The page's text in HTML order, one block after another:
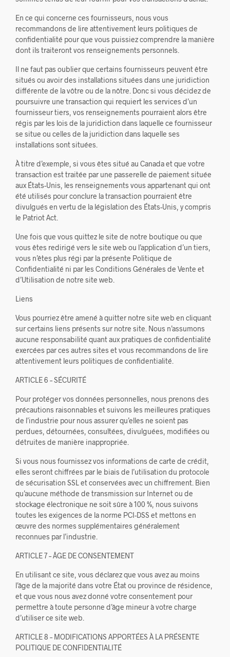
En ce qui concerne ces fournisseurs, nous vous
recommandons de lire attentivement leurs politiques de
confidentialité pour que vous puissiez comprendre la manière
dont ils traiteront vos renseignements personnels.
Il ne faut pas oublier que certains fournisseurs peuvent être
situés ou avoir des installations situées dans une juridiction
différente de la vôtre ou de la nôtre. Donc si vous décidez de
poursuivre une transaction qui requiert les services d’un
fournisseur tiers, vos renseignements pourraient alors être
régis par les lois de la juridiction dans laquelle ce fournisseur
se situe ou celles de la juridiction dans laquelle ses
installations sont situées.
À titre d’exemple, si vous êtes situé au Canada et que votre
transaction est traitée par une passerelle de paiement située
aux États-Unis, les renseignements vous appartenant qui ont
été utilisés pour conclure la transaction pourraient être
divulgués en vertu de la législation des États-Unis, y compris
le Patriot Act.
Une fois que vous quittez le site de notre boutique ou que
vous êtes redirigé vers le site web ou l’application d’un tiers,
vous n’êtes plus régi par la présente Politique de
Confidentialité ni par les Conditions Générales de Vente et
d’Utilisation de notre site web.
Liens
Vous pourriez être amené à quitter notre site web en cliquant
sur certains liens présents sur notre site. Nous n’assumons
aucune responsabilité quant aux pratiques de confidentialité
exercées par ces autres sites et vous recommandons de lire
attentivement leurs politiques de confidentialité.
ARTICLE 6 – SÉCURITÉ
Pour protéger vos données personnelles, nous prenons des
précautions raisonnables et suivons les meilleures pratiques
de l’industrie pour nous assurer qu’elles ne soient pas
perdues, détournées, consultées, divulguées, modifiées ou
détruites de manière inappropriée.
Si vous nous fournissez vos informations de carte de crédit,
elles seront chiffrées par le biais de l’utilisation du protocole
de sécurisation SSL et conservées avec un chiffrement. Bien
qu’aucune méthode de transmission sur Internet ou de
stockage électronique ne soit sûre à 100 %, nous suivons
toutes les exigences de la norme PCI-DSS et mettons en
œuvre des normes supplémentaires généralement
reconnues par l’industrie.
ARTICLE 7 – ÂGE DE CONSENTEMENT
En utilisant ce site, vous déclarez que vous avez au moins
l’âge de la majorité dans votre État ou province de résidence,
et que vous nous avez donné votre consentement pour
permettre à toute personne d’âge mineur à votre charge
d’utiliser ce site web.
ARTICLE 8 – MODIFICATIONS APPORTÉES À LA PRÉSENTE
POLITIQUE DE CONFIDENTIALITÉ